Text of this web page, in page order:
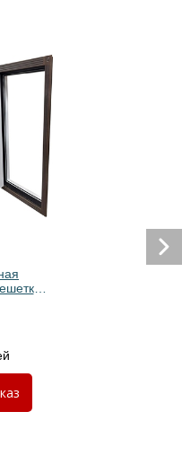
МДФ с